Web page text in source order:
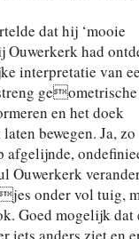
dat hij ‘mooie
Ouwerkerk had
interpretatie van
geometrische
en het doek
bewegen. Ja, zo
afgelijnde,
Ouwerkerk
onder vol tuig,
Goed mogelijk dat